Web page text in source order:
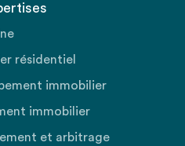
résidentiel
immobilier
immobilier
et arbitrage